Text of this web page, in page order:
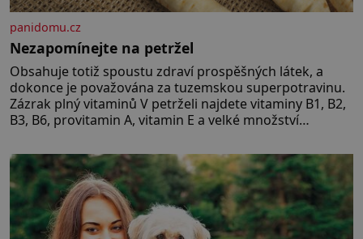
panidomu.cz
Nezapomínejte na petržel
Obsahuje totiž spoustu zdraví prospěšných látek, a
dokonce je považována za tuzemskou superpotravinu.
Zázrak plný vitaminů V petrželi najdete vitaminy B1, B2,
B3, B6, provitamin A, vitamin E a velké množství
pomeranč, v kořeni je také, ale je ho desetkrát méně), a
kyselinu listovou. Ale